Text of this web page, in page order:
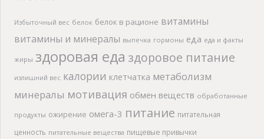
Избыточный вес белок белок в рационе витамины
витамины и минералы выпечка гормоны еда еда и факты
жиры здоровая еда здоровое питание
излишний вес калории клетчатка метаболизм
минералы мотивация обмен веществ обработанные
продукты ожирение омега-3 питание питательная
ценность питательные вещества пищевые привычки